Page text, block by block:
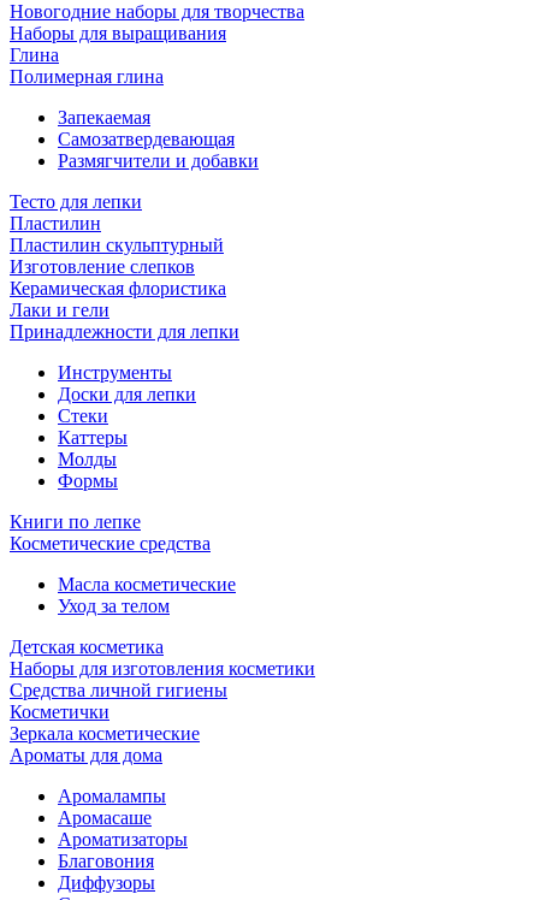
Новогодние наборы для творчества
Наборы для выращивания
Глина
Полимерная глина
Запекаемая
Самозатвердевающая
Размягчители и добавки
Тесто для лепки
Пластилин
Пластилин скульптурный
Изготовление слепков
Керамическая флористика
Лаки и гели
Принадлежности для лепки
Инструменты
Доски для лепки
Стеки
Каттеры
Молды
Формы
Книги по лепке
Косметические средства
Масла косметические
Уход за телом
Детская косметика
Наборы для изготовления косметики
Средства личной гигиены
Косметички
Зеркала косметические
Ароматы для дома
Аромалампы
Аромасаше
Ароматизаторы
Благовония
Диффузоры